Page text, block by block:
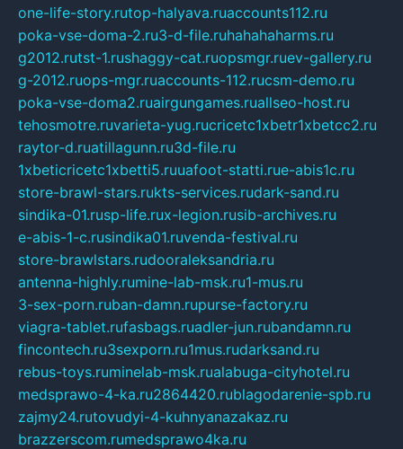
one-life-story.rutop-halyava.ruaccounts112.ru
poka-vse-doma-2.ru3-d-file.ruhahahaharms.ru
g2012.rutst-1.rushaggy-cat.ruopsmgr.ruev-gallery.ru
g-2012.ruops-mgr.ruaccounts-112.rucsm-demo.ru
poka-vse-doma2.ruairgungames.ruallseo-host.ru
tehosmotre.ruvarieta-yug.rucricetc1xbetr1xbetcc2.ru
raytor-d.ruatillagunn.ru3d-file.ru
1xbeticricetc1xbetti5.ruuafoot-statti.rue-abis1c.ru
store-brawl-stars.rukts-services.rudark-sand.ru
sindika-01.rusp-life.rux-legion.rusib-archives.ru
e-abis-1-c.rusindika01.ruvenda-festival.ru
store-brawlstars.rudooraleksandria.ru
antenna-highly.rumine-lab-msk.ru1-mus.ru
3-sex-porn.ruban-damn.rupurse-factory.ru
viagra-tablet.rufasbags.ruadler-jun.rubandamn.ru
fincontech.ru3sexporn.ru1mus.rudarksand.ru
rebus-toys.ruminelab-msk.rualabuga-cityhotel.ru
medsprawo-4-ka.ru2864420.rublagodarenie-spb.ru
zajmy24.rutovudyi-4-kuhnyanazakaz.ru
brazzerscom.rumedsprawo4ka.ru